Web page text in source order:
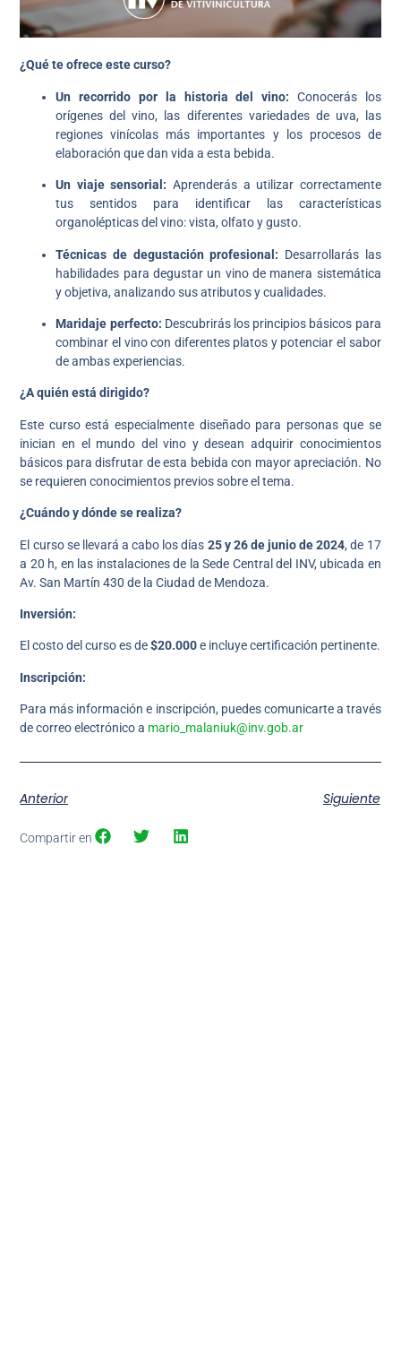
¿Qué te ofrece este curso?
Un recorrido por la historia del vino: Conocerás los
orígenes del vino, las diferentes variedades de uva, las
regiones vinícolas más importantes y los procesos de
elaboración que dan vida a esta bebida.
Un viaje sensorial: Aprenderás a utilizar correctamente
tus sentidos para identificar las características
organolépticas del vino: vista, olfato y gusto.
Técnicas de degustación profesional: Desarrollarás las
habilidades para degustar un vino de manera sistemática
y objetiva, analizando sus atributos y cualidades.
Maridaje perfecto: Descubrirás los principios básicos para
combinar el vino con diferentes platos y potenciar el sabor
de ambas experiencias.
¿A quién está dirigido?
Este curso está especialmente diseñado para personas que se
inician en el mundo del vino y desean adquirir conocimientos
básicos para disfrutar de esta bebida con mayor apreciación. No
se requieren conocimientos previos sobre el tema.
¿Cuándo y dónde se realiza?
El curso se llevará a cabo los días 25 y 26 de junio de 2024, de 17
a 20 h, en las instalaciones de la Sede Central del INV, ubicada en
Av. San Martín 430 de la Ciudad de Mendoza.
Inversión:
El costo del curso es de$20.000e incluye certificación pertinente.
Inscripción:
Para más información e inscripción, puedes comunicarte a través
de correo electrónico a mario_malaniuk@inv.gob.ar
Anterior Siguiente
Compartir en